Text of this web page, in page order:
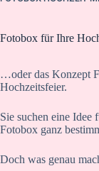
Fotobox für Ihre
…oder das Konzept
Hochzeitsfeier.
Sie suchen eine Idee
Fotobox ganz
Doch was genau